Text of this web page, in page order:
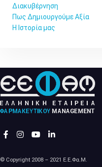
Διακυβέρνηση
Πως Δημιουργούμε Αξία
Η Ιστορία μας
© Copyright 2008 – 2021 Ε.Ε.Φα.Μ.